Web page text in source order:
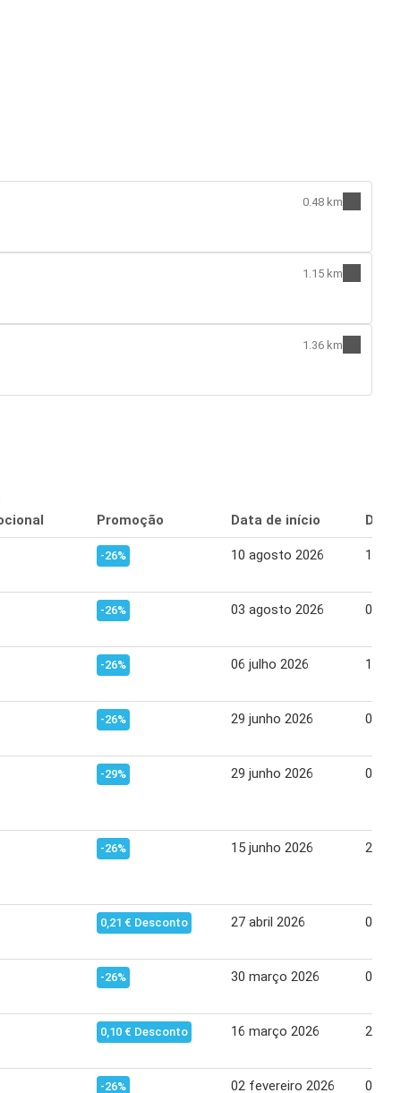
0.48 km
1.15 km
1.36 km
Promoção Data de início Data
-26% 10 agosto 2026 16
-26% 03 agosto 2026 09
-26% 06 julho 2026 12
-26% 29 junho 2026 05
-29% 29 junho 2026 05
-26% 15 junho 2026 21
0,21 € Desconto 27 abril 2026 03
-26% 30 março 2026 05
0,10 € Desconto 16 março 2026 22
-26% 02 fevereiro 2026 08